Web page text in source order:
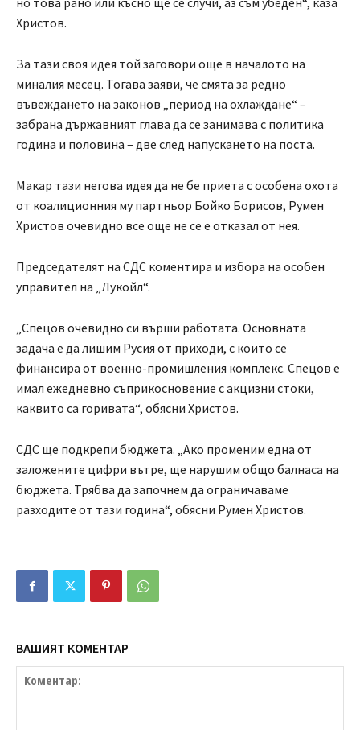
Христов.
За тази своя идея той заговори още в началото на
миналия месец. Тогава заяви, че смята за редно
въвеждането на законов „период на охлаждане“ –
забрана държавният глава да се занимава с политика
година и половина – две след напускането на поста.
Макар тази негова идея да не бе приета с особена охота
от коалиционния му партньор Бойко Борисов, Румен
Христов очевидно все още не се е отказал от нея.
Председателят на СДС коментира и избора на особен
управител на „Лукойл“.
„Спецов очевидно си върши работата. Основната
задача е да лишим Русия от приходи, с които се
финансира от военно-промишления комплекс. Спецов е
имал ежедневно съприкосновение с акцизни стоки,
каквито са горивата“, обясни Христов.
СДС ще подкрепи бюджета. „Ако променим една от
заложените цифри вътре, ще нарушим общо балнаса на
бюджета. Трябва да започнем да ограничаваме
разходите от тази година“, обясни Румен Христов.
ВАШИЯТ КОМЕНТАР